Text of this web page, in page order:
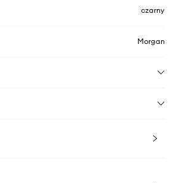
czarny
Morgan